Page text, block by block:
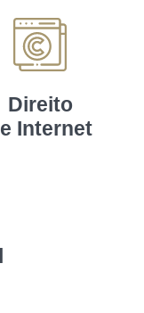
Direito
Internet